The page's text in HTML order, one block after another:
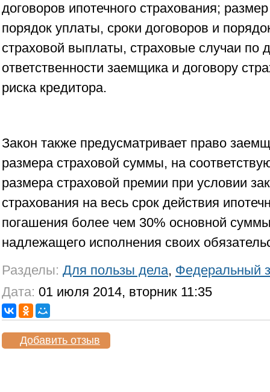
договоров ипотечного страхования;
порядок уплаты, сроки договоров и
страховой выплаты, страховые случаи по
ответственности заемщика и договору
риска кредитора.
Закон также предусматривает право
размера страховой суммы, на
размера страховой премии при условии
страхования на весь срок действия
погашения более чем 30% основной
надлежащего исполнения своих
Разделы: Для пользы дела, Федеральный
Дата: 01 июля 2014, вторник 11:35
Добавить отзыв